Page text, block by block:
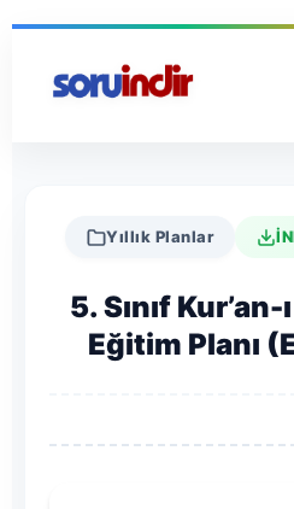
Yıllık Planlar
5. Sınıf
Eğitim Planı